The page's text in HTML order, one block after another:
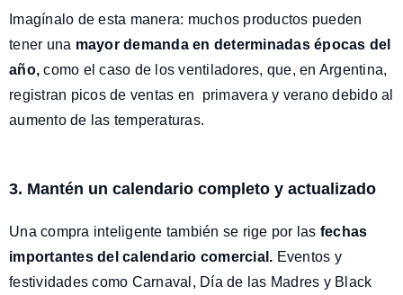
Imagínalo de esta manera: muchos productos pueden
tener una mayor demanda en determinadas épocas del
año,como el caso de los ventiladores, que, en Argentina,
registran picos de ventas en primavera y verano debido al
aumento de las temperaturas.
3. Mantén un calendario completo y actualizado
Una compra inteligente también se rige por las fechas
importantes del calendario comercial. Eventos y
festividades como Carnaval, Día de las Madres y Black